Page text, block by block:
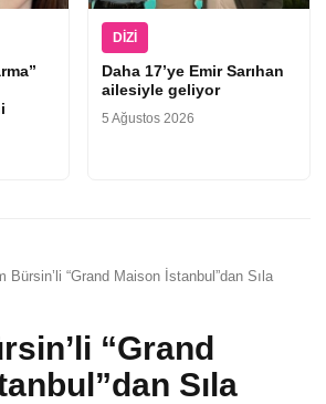
DIZI
Daha 17’ye Emir Sarıhan
ailesiyle geliyor
5 Ağustos 2026
Bürsin’li “Grand Maison İstanbul”dan Sıla
“Grand
Sıla